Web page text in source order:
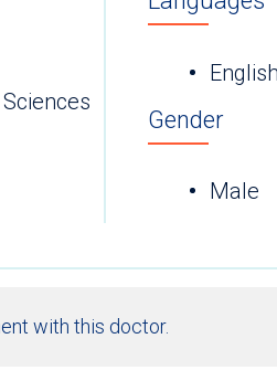
English
Gender
Male
with this doctor.